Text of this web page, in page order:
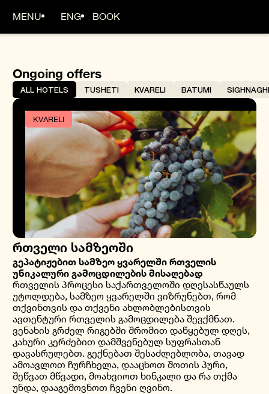
MENU ENG BOOK
Ongoing offers
ALL HOTELS TUSHETI KVARELI BATUMI SIGHNAGHI
KVARELI
რთველი სამზეოში
გეპატიჟებით სამზეო ყვარელში რთველის
უნიკალური გამოცდილების მისაღებად
რთველის პროცესი საქართველოში დღესასწაულს
უტოლდება, სამზეო ყვარელში ვიზრუნებთ, რომ
თქვინთვის და თქვენი ახლობლებისთვის
ავთენტური რთველის გამოცდილება შევქმნათ.
ვენახის გრძელ რიგებში შრომით დაწყებულ დღეს,
კახური კერძებით დამშვენებულ სუფრასთან
დავასრულებთ. გექნებათ შესაძლებლობა, თავად
ამოავლოთ ჩურჩხელა, დააცხოთ შოთის პური,
შეწვათ მწვადი, მოახვიოთ ხინკალი და რა თქმა
უნდა, დააგემოვნოთ ჩვენი ღვინო.